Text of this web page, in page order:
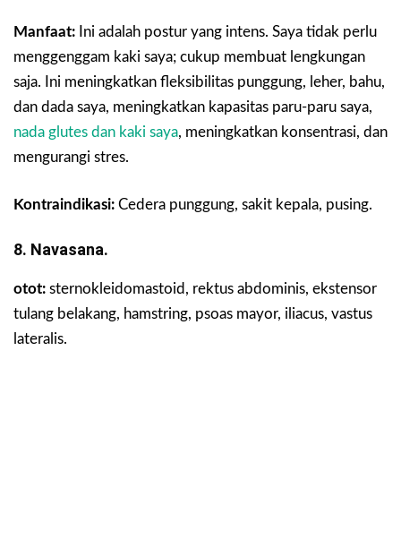
Manfaat: Ini adalah postur yang intens. Saya tidak perlu
menggenggam kaki saya; cukup membuat lengkungan
saja. Ini meningkatkan fleksibilitas punggung, leher, bahu,
dan dada saya, meningkatkan kapasitas paru-paru saya,
nada glutes dan kaki saya, meningkatkan konsentrasi, dan
mengurangi stres.
Kontraindikasi: Cedera punggung, sakit kepala, pusing.
8. Navasana.
otot: sternokleidomastoid, rektus abdominis, ekstensor
tulang belakang, hamstring, psoas mayor, iliacus, vastus
lateralis.